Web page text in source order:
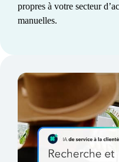
propres à votre secteur
manuelles.